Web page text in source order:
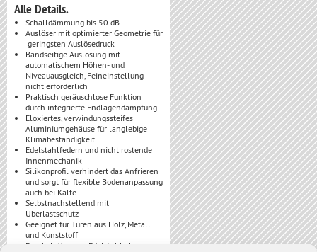
Alle Details.
Schalldämmung bis 50 dB
Auslöser mit optimierter Geometrie für
geringsten Auslösedruck
Bandseitige Auslösung mit
automatischem Höhen- und
Niveauausgleich, Feineinstellung
nicht erforderlich
Praktisch geräuschlose Funktion
durch integrierte Endlagendämpfung
Eloxiertes, verwindungssteifes
Aluminiumgehäuse für langlebige
Klimabeständigkeit
Edelstahlfedern und nicht rostende
Innenmechanik
Silikonprofil verhindert das Anfrieren
und sorgt für flexible Bodenanpassung
auch bei Kälte
Selbstnachstellend mit
Überlastschutz
Geeignet für Türen aus Holz, Metall
und Kunststoff
Druckplatten aus Edelstahl als